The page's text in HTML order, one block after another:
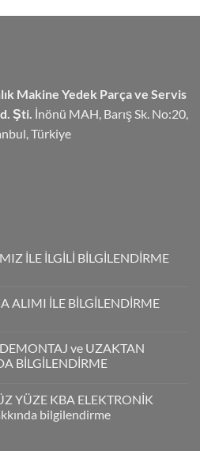
Makine Yedek Parça ve Servis
Şti. İnönü MAH, Barış Sk. No:20,
Türkiye
İLE İLGİLİ BİLGİLENDİRME
ALIMI İLE BİLGİLENDİRME
ve UZAKTAN
BİLGİLENDİRME
YÜZE KBA ELEKTRONİK
bilgilendirme